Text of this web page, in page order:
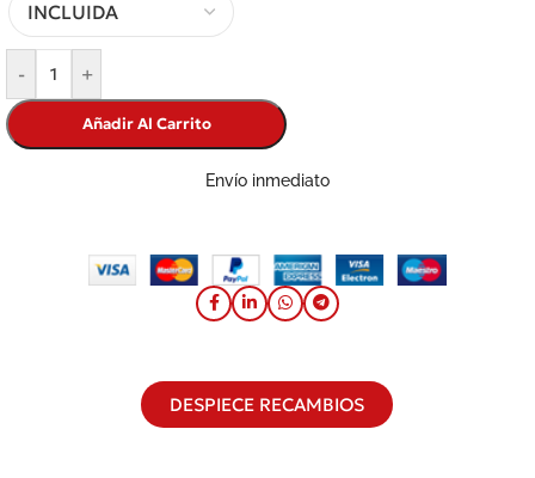
- +
Añadir Al Carrito
Envío inmediato
DESPIECE RECAMBIOS